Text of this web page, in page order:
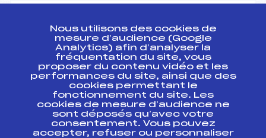
FMBM0213
GRAND PRIX DE LA
VALLEE DU
BOUCHET
FFS
FAUM0045
GRAND PRIX DE LA
VILLE DE CLERMONT
& Chpt
DEPARTEMENTAUX
63
FFS
Nous utilisons des cookies de
mesure d’audience (Google
Analytics) afin d’analyser la
fréquentation du site, vous
proposer du contenu vidéo et les
performances du site, ainsi que des
cookies permettant le
fonctionnement du site. Les
cookies de mesure d’audience ne
sont déposés qu’avec votre
consentement. Vous pouvez
accepter, refuser ou personnaliser